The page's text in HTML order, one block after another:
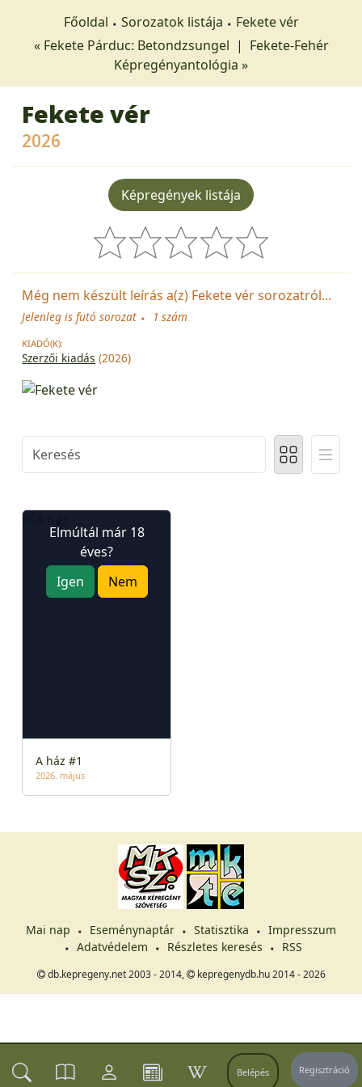
Belépés Regisztráció
Főoldal Sorozatok listája
Fekete vér
« Fekete Párduc: Betondzsungel | Fekete-Fehér
Képregényantológia »
Fekete vér
2026
Képregények listája
Még nem készült leírás a(z) Fekete vér sorozatról...
Jelenleg is futó sorozat 1 szám
KIADÓ(K):
Szerzői kiadás (2026)
Elmúltál már 18
éves?
Igen
Nem
A ház #1
2026. május
Mai nap Eseménynaptár Statisztika
Impresszum
Adatvédelem
Részletes keresés RSS
db.kepregeny.net 2003 - 2014, kepregenydb.hu 2014 - 2026